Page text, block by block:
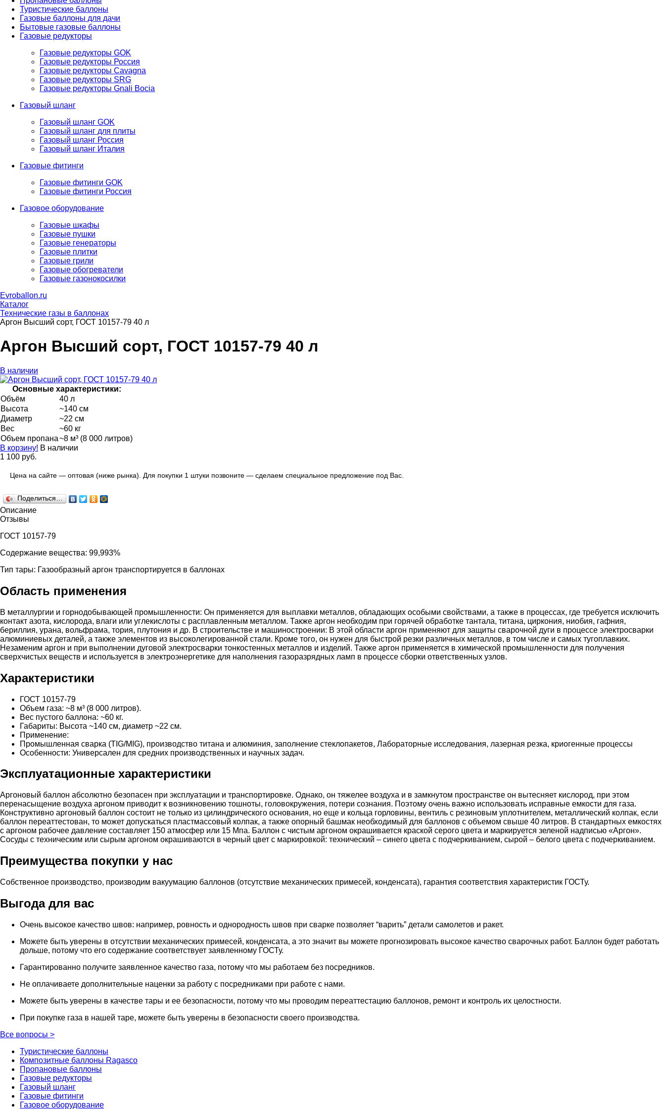
Туристические баллоны
Газовые баллоны для дачи
Бытовые газовые баллоны
Газовые редукторы
Газовые редукторы GOK
Газовые редукторы Россия
Газовые редукторы Cavagna
Газовые редукторы SRG
Газовые редукторы Gnali Bocia
Газовый шланг
Газовый шланг GOK
Газовый шланг для плиты
Газовый шланг Россия
Газовый шланг Италия
Газовые фитинги
Газовые фитинги GOK
Газовые фитинги Россия
Газовое оборудование
Газовые шкафы
Газовые пушки
Газовые генераторы
Газовые плитки
Газовые грили
Газовые обогреватели
Газовые газонокосилки
Evroballon.ru
Каталог
Технические газы в баллонах
Аргон Высший сорт, ГОСТ 10157-79 40 л
Аргон Высший сорт, ГОСТ 10157-79 40 л
В наличии
Основные характеристики:
Объём
40 л
Высота
~140 см
Диаметр
~22 см
Вес
~60 кг
Объем пропана~8 м³ (8 000 литров)
В корзину! В наличии
1 100 руб.
Цена на сайте — оптовая (ниже рынка). Для покупки 1 штуки позвоните — сделаем специальное предложение под Вас.
Поделиться…
Описание
Отзывы
ГОСТ 10157-79
Содержание вещества: 99,993%
Тип тары: Газообразный аргон транспортируется в баллонах
Область применения
В металлургии и горнодобывающей промышленности: Он применяется для выплавки металлов, обладающих особыми свойствами, а также в процессах, где требуется исключить
контакт азота, кислорода, влаги или углекислоты с расплавленным металлом. Также аргон необходим при горячей обработке тантала, титана, циркония, ниобия, гафния,
бериллия, урана, вольфрама, тория, плутония и др. В строительстве и машиностроении: В этой области аргон применяют для защиты сварочной дуги в процессе электросварки
алюминиевых деталей, а также элементов из высоколегированной стали. Кроме того, он нужен для быстрой резки различных металлов, в том числе и самых тугоплавких.
Незаменим аргон и при выполнении дуговой электросварки тонкостенных металлов и изделий. Также аргон применяется в химической промышленности для получения
сверхчистых веществ и используется в электроэнергетике для наполнения газоразрядных ламп в процессе сборки ответственных узлов.
Характеристики
ГОСТ 10157-79
Объем газа: ~8 м³ (8 000 литров).
Вес пустого баллона: ~60 кг.
Габариты: Высота ~140 см, диаметр ~22 см.
Применение:
Промышленная сварка (TIG/MIG), производство титана и алюминия, заполнение стеклопакетов, Лабораторные исследования, лазерная резка, криогенные процессы
Особенности: Универсален для средних производственных и научных задач.
Эксплуатационные характеристики
Аргоновый баллон абсолютно безопасен при эксплуатации и транспортировке. Однако, он тяжелее воздуха и в замкнутом пространстве он вытесняет кислород, при этом
перенасыщение воздуха аргоном приводит к возникновению тошноты, головокружения, потери сознания. Поэтому очень важно использовать исправные емкости для газа.
Конструктивно аргоновый баллон состоит не только из цилиндрического основания, но еще и кольца горловины, вентиль с резиновым уплотнителем, металлический колпак, если
баллон переаттестован, то может допускаться пластмассовый колпак, а также опорный башмак необходимый для баллонов с объемом свыше 40 литров. В стандартных емкостях
с аргоном рабочее давление составляет 150 атмосфер или 15 Мпа. Баллон с чистым аргоном окрашивается краской серого цвета и маркируется зеленой надписью «Аргон».
Сосуды с техническим или сырым аргоном окрашиваются в черный цвет с маркировкой: технический – синего цвета с подчеркиванием, сырой – белого цвета с подчеркиванием.
Преимущества покупки у нас
Собственное производство, производим вакуумацию баллонов (отсутствие механических примесей, конденсата), гарантия соответствия характеристик ГОСТу.
Выгода для вас
Очень высокое качество швов: например, ровность и однородность швов при сварке позволяет “варить” детали самолетов и ракет.
Можете быть уверены в отсутствии механических примесей, конденсата, а это значит вы можете прогнозировать высокое качество сварочных работ. Баллон будет работать
дольше, потому что его содержание соответствует заявленному ГОСТу.
Гарантированно получите заявленное качество газа, потому что мы работаем без посредников.
Не оплачиваете дополнительные наценки за работу с посредниками при работе с нами.
Можете быть уверены в качестве тары и ее безопасности, потому что мы проводим переаттестацию баллонов, ремонт и контроль их целостности.
При покупке газа в нашей таре, можете быть уверены в безопасности своего производства.
Все вопросы >
Туристические баллоны
Композитные баллоны Ragasco
Пропановые баллоны
Газовые редукторы
Газовый шланг
Газовые фитинги
Газовое оборудование